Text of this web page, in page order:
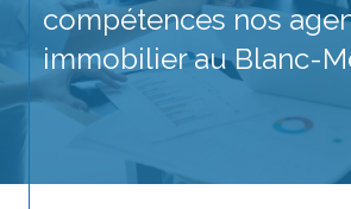
compétences nos
immobilier au Blanc-
Achetez votre prochain bien